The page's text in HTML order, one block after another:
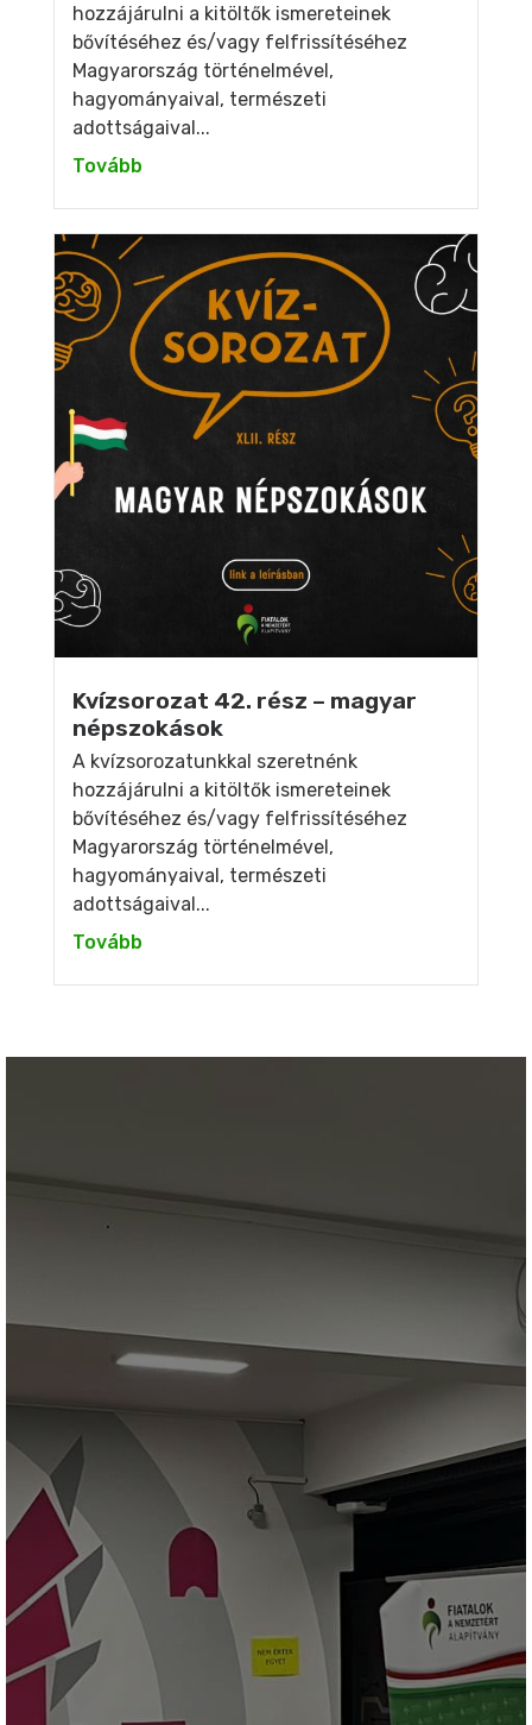
hozzájárulni a kitöltők ismereteinek
bővítéséhez és/vagy felfrissítéséhez
Magyarország történelmével,
hagyományaival, természeti
adottságaival...
Tovább
Kvízsorozat 42. rész – magyar
népszokások
A kvízsorozatunkkal szeretnénk
hozzájárulni a kitöltők ismereteinek
bővítéséhez és/vagy felfrissítéséhez
Magyarország történelmével,
hagyományaival, természeti
adottságaival...
Tovább